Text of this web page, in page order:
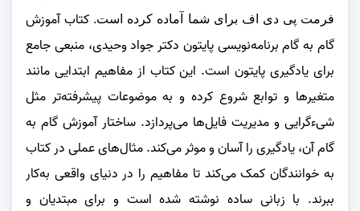
فرمت پی دی اف برای شما آماده کرده است. کتاب آموزش
گام به گام برنامه‌نویسی پایتون دکتر جواد وحیدی، منبعی جامع
برای یادگیری پایتون است. این کتاب از مفاهیم ابتدایی مانند
متغیرها و توابع شروع کرده و به موضوعات پیشرفته‌تر مثل
شیءگرایی و مدیریت فایل‌ها می‌پردازد. ساختار آموزش گام به
گام آن، یادگیری را آسان و موثر می‌کند. مثال‌های عملی در کتاب
به خوانندگان کمک می‌کند تا مفاهیم را در دنیای واقعی به‌کار
ببرند. با زبانی ساده نوشته شده است و برای مبتدیان و